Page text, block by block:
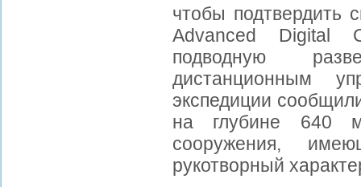
чтобы подтвердить
Advanced Digital
подводную
дистанционным
экспедиции
на глубине 640 м
сооружения,
рукотворный